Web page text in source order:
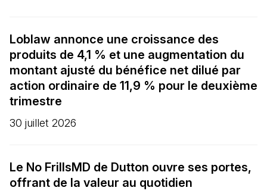
Loblaw annonce une croissance des
produits de 4,1 % et une augmentation du
montant ajusté du bénéfice net dilué par
action ordinaire de 11,9 % pour le deuxième
trimestre
30 juillet 2026
Le No FrillsMD de Dutton ouvre ses portes,
offrant de la valeur au quotidien